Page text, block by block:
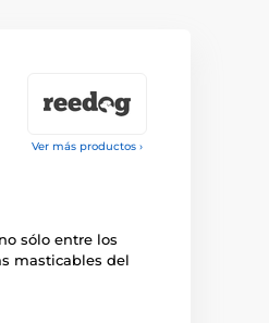
Ver más productos ›
sólo entre los
masticables del